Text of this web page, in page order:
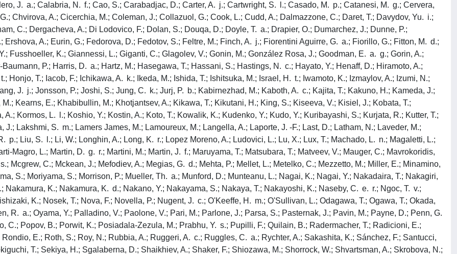
J. a.; Calabria, N. f.; Cao, S.; Carabadjac, D.; Carter, A. j.; Cartwright, S. l.; Casado, M. p.; Catanesi, M. g.; Cervera,
Chvirova, A.; Cicerchia, M.; Coleman, J.; Collazuol, G.; Cook, L.; Cudd, A.; Dalmazzone, C.; Daret, T.; Davydov, Yu. i.;
C.; Dergacheva, A.; Di Lodovico, F.; Dolan, S.; Douqa, D.; Doyle, T. a.; Drapier, O.; Dumarchez, J.; Dunne, P.;
A.; Eurin, G.; Fedorova, D.; Fedotov, S.; Feltre, M.; Finch, A. j.; Fiorentini Aguirre, G. a.; Fiorillo, G.; Fitton, M. d.;
Fusshoeller, K.; Giannessi, L.; Giganti, C.; Glagolev, V.; Gonin, M.; González Rosa, J.; Goodman, E. a. g.; Gorin, A.;
P.; Harris, D. a.; Hartz, M.; Hasegawa, T.; Hassani, S.; Hastings, N. c.; Hayato, Y.; Henaff, D.; Hiramoto, A.;
Honjo, T.; Iacob, F.; Ichikawa, A. k.; Ikeda, M.; Ishida, T.; Ishitsuka, M.; Israel, H. t.; Iwamoto, K.; Izmaylov, A.; Izumi, N.;
J. j.; Jonsson, P.; Joshi, S.; Jung, C. k.; Jurj, P. b.; Kabirnezhad, M.; Kaboth, A. c.; Kajita, T.; Kakuno, H.; Kameda, J.;
Kearns, E.; Khabibullin, M.; Khotjantsev, A.; Kikawa, T.; Kikutani, H.; King, S.; Kiseeva, V.; Kisiel, J.; Kobata, T.;
Kormos, L. l.; Koshio, Y.; Kostin, A.; Koto, T.; Kowalik, K.; Kudenko, Y.; Kudo, Y.; Kuribayashi, S.; Kurjata, R.; Kutter, T.;
Lakshmi, S. m.; Lamers James, M.; Lamoureux, M.; Langella, A.; Laporte, J. -F.; Last, D.; Latham, N.; Laveder, M.;
p.; Liu, S. l.; Li, W.; Longhin, A.; Long, K. r.; Lopez Moreno, A.; Ludovici, L.; Lu, X.; Lux, T.; Machado, L. n.; Magaletti, L.;
Magro, L.; Martin, D. g. r.; Martini, M.; Martin, J. f.; Maruyama, T.; Matsubara, T.; Matveev, V.; Mauger, C.; Mavrokoridis,
Mcgrew, C.; Mckean, J.; Mefodiev, A.; Megias, G. d.; Mehta, P.; Mellet, L.; Metelko, C.; Mezzetto, M.; Miller, E.; Minamino,
S.; Moriyama, S.; Morrison, P.; Mueller, Th. a.; Munford, D.; Munteanu, L.; Nagai, K.; Nagai, Y.; Nakadaira, T.; Nakagiri,
Nakamura, K.; Nakamura, K. d.; Nakano, Y.; Nakayama, S.; Nakaya, T.; Nakayoshi, K.; Naseby, C. e. r.; Ngoc, T. v.;
K.; Nosek, T.; Nova, F.; Novella, P.; Nugent, J. c.; O'Keeffe, H. m.; O'Sullivan, L.; Odagawa, T.; Ogawa, T.; Okada,
R. a.; Oyama, Y.; Palladino, V.; Paolone, V.; Pari, M.; Parlone, J.; Parsa, S.; Pasternak, J.; Pavin, M.; Payne, D.; Penn, G.
C.; Popov, B.; Porwit, K.; Posiadala-Zezula, M.; Prabhu, Y. s.; Pupilli, F.; Quilain, B.; Radermacher, T.; Radicioni, E.;
E.; Roth, S.; Roy, N.; Rubbia, A.; Ruggeri, A. c.; Ruggles, C. a.; Rychter, A.; Sakashita, K.; Sánchez, F.; Santucci,
T.; Sekiya, H.; Sgalaberna, D.; Shaikhiev, A.; Shaker, F.; Shiozawa, M.; Shorrock, W.; Shvartsman, A.; Skrobova, N.;